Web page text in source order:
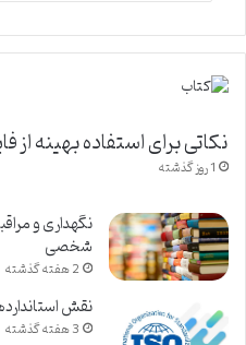
نکاتی برای استفاده بهینه
1 روز گذشته
نگهداری و
شخصی
2 هفته گذشته
نقش
3 هفته گذشته